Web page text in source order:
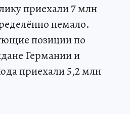
приехали 7 млн
немало.
позиции по
Германии и
приехали 5,2 млн